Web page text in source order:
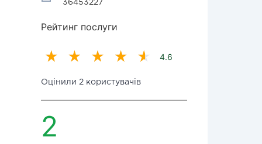
36453227
Рейтинг послуги
4.6
Оцінили 2 користувачів
2